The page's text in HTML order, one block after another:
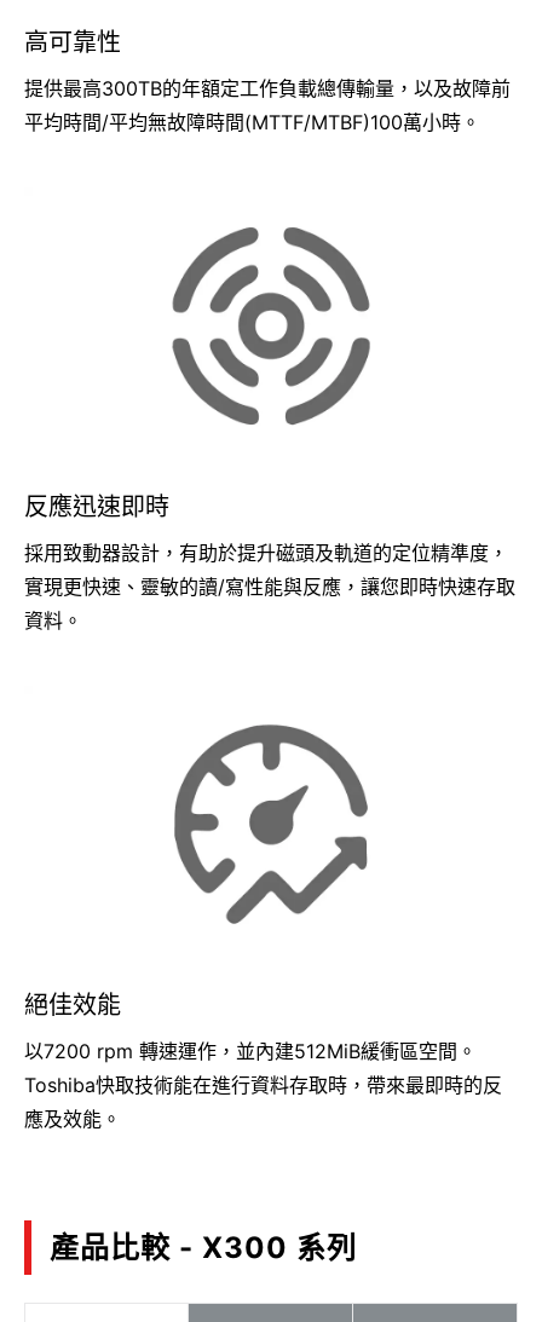
高可靠性
提供最高300TB的年額定工作負載總傳輸量，以及故障前
平均時間/平均無故障時間(MTTF/MTBF)100萬小時。
反應迅速即時
採用致動器設計，有助於提升磁頭及軌道的定位精準度，
實現更快速、靈敏的讀/寫性能與反應，讓您即時快速存取
資料。
絕佳效能
以7200 rpm 轉速運作，並內建512MiB緩衝區空間。
Toshiba快取技術能在進行資料存取時，帶來最即時的反
應及效能。
產品比較 - X300 系列